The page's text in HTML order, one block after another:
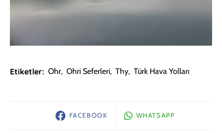
Etiketler: Ohr, Ohri Seferleri, Thy, Türk Hava Yolları
FACEBOOK WHATSAPP